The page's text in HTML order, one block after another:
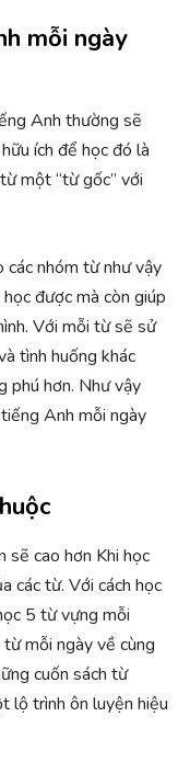
mỗi ngày
Anh thường sẽ
ích để học đó là
một “từ gốc” với
nhóm từ như vậy
được mà còn giúp
Với mỗi từ sẽ sử
tình huống khác
phú hơn. Như vậy
Anh mỗi ngày
sẽ cao hơn Khi học
các từ. Với cách học
5 từ vựng mỗi
mỗi ngày về cùng
cuốn sách từ
lộ trình ôn luyện hiệu